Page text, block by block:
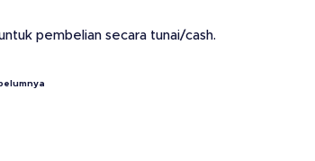
pembelian secara tunai/cash.